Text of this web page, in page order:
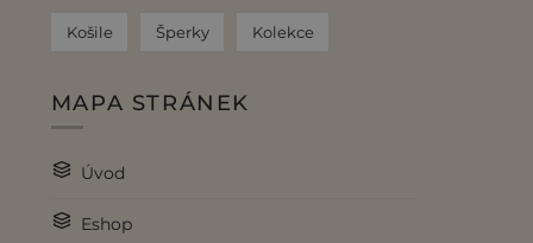
Košile Šperky Kolekce
MAPA STRÁNEK
Úvod
Eshop